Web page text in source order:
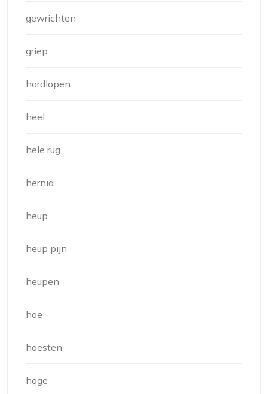
gewrichten
griep
hardlopen
heel
hele rug
hernia
heup
heup pijn
heupen
hoe
hoesten
hoge